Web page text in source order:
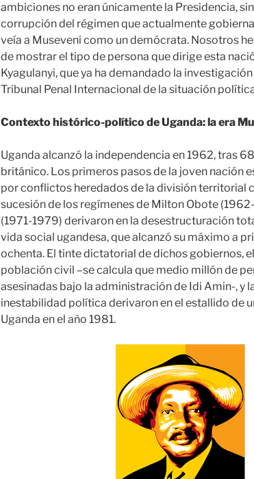
ambiciones no eran únicamente la Presidencia,
corrupción del régimen que actualmente gobierna
veía a Museveni como un demócrata. Nosotros
de mostrar el tipo de persona que dirige esta
Kyagulanyi, que ya ha demandado la
Tribunal Penal Internacional de la situación
Contexto histórico-político de Uganda: la era
Uganda alcanzó la independencia en 1962, tras
británico. Los primeros pasos de la joven nación
por conflictos heredados de la división territorial
sucesión de los regímenes de Milton Obote
(1971-1979) derivaron en la desestructuración
vida social ugandesa, que alcanzó su máximo a
ochenta. El tinte dictatorial de dichos gobiernos,
población civil –se calcula que medio millón de
asesinadas bajo la administración de Idi Amin-, y
inestabilidad política derivaron en el estallido de
Uganda en el año 1981.